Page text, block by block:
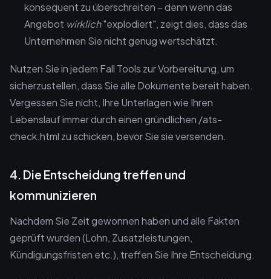
konsequent zu überschreiten – denn wenn das
Angebot wirklich"explodiert", zeigt dies, dass das
Unternehmen Sie nicht genug wertschätzt.
Nutzen Sie in jedem Fall Tools zur Vorbereitung, um
sicherzustellen, dass Sie alle Dokumente bereit haben.
Vergessen Sie nicht, Ihre Unterlagen wie Ihren
Lebenslauf immer durch einen gründlichen /ats-
check.html zu schicken, bevor Sie sie versenden.
4. Die Entscheidung treffen und
kommunizieren
Nachdem Sie Zeit gewonnen haben und alle Fakten
geprüft wurden (Lohn, Zusatzleistungen,
Kündigungsfristen etc.), treffen Sie Ihre Entscheidung.